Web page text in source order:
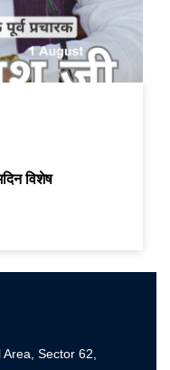
विशेष
Sector 62,